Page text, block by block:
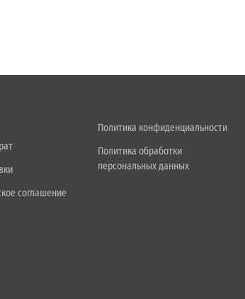
соглашение
Политика конфиденциальности
Политика обработки
персональных данных